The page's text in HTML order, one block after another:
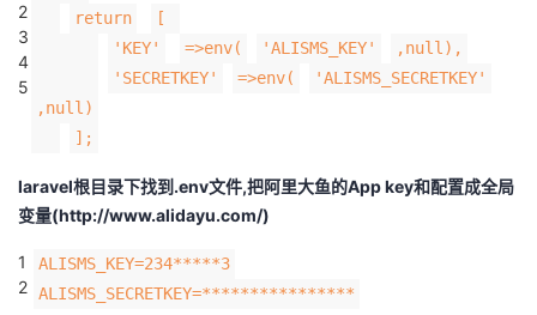
开
者
的
我
支
持
2
3
4
5
return
[
'KEY'
=>env( 'ALISMS_KEY'
,null),
'SECRETKEY'
=>env(
'ALISMS_SECRETKEY'
,null)
];
laravel根目录下找到.env文件,把阿里大鱼的App key和配置成全局
变量(http://www.alidayu.com/)
1
2
ALISMS_KEY=234*****3
ALISMS_SECRETKEY=****************